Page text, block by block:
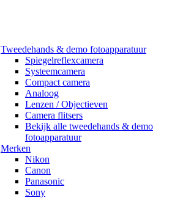
Tweedehands & demo fotoapparatuur
Spiegelreflexcamera
Systeemcamera
Compact camera
Analoog
Lenzen / Objectieven
Camera flitsers
Bekijk alle tweedehands & demo
fotoapparatuur
Merken
Nikon
Canon
Panasonic
Sony